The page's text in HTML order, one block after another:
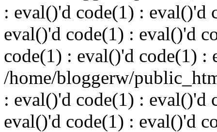
: eval()'d code(1) : eval()'d
eval()'d code(1) : eval()'d
code(1) : eval()'d code(1) :
/home/bloggerw/
: eval()'d code(1) : eval()'d
eval()'d code(1) : eval()'d